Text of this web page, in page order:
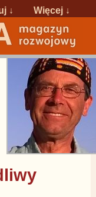
↓
Więcej ↓